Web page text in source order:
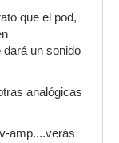
que el pod,
dará un sonido
analógicas
amp....verás